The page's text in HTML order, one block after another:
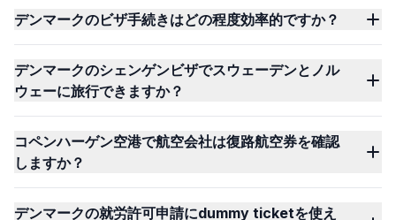
デンマークのビザ手続きはどの程度効率的ですか？
デンマークのシェンゲンビザでスウェーデンとノル
ウェーに旅行できますか？
コペンハーゲン空港で航空会社は復路航空券を確認
しますか？
デンマークの就労許可申請にdummy ticketを使え